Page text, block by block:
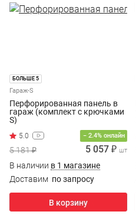
БОЛЬШЕ 5
Гараж-S
Перфорированная панель в
гараж (комплект с крючками
S)
5.0 − 2.4% онлайн
5 181 ₽ 5 057 ₽ шт
В наличии в 1 магазине
Доставим по запросу
В корзину